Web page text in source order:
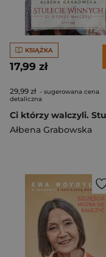
KSIĄŻKA
17,99 zł
29,99 zł - sugerowana cena
detaliczna
Ałbena Grabowska